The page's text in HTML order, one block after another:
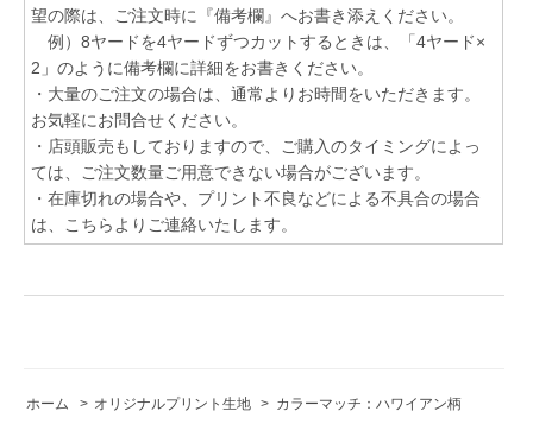
望の際は、ご注文時に『備考欄』へお書き添えください。
例）8ヤードを4ヤードずつカットするときは、「4ヤード×
2」のように備考欄に詳細をお書きください。
・大量のご注文の場合は、通常よりお時間をいただきます。
お気軽にお問合せください。
・店頭販売もしておりますので、ご購入のタイミングによっ
ては、ご注文数量ご用意できない場合がございます。
・在庫切れの場合や、プリント不良などによる不具合の場合
は、こちらよりご連絡いたします。
ホーム > オリジナルプリント生地 > カラーマッチ：ハワイアン柄